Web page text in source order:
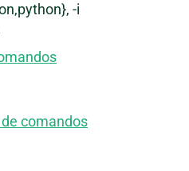
-i
comandos